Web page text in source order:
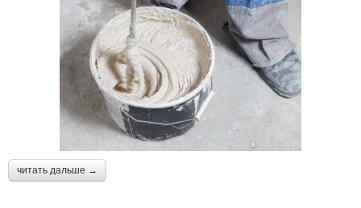
читать дальше →